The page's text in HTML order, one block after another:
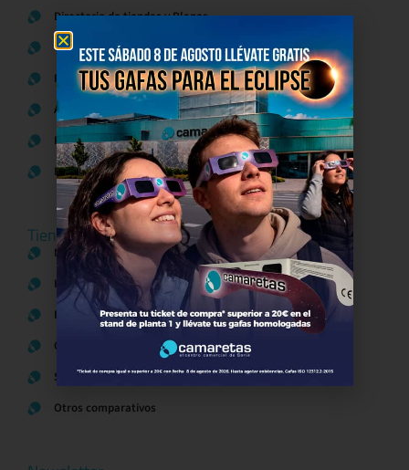
Directorio de tiendas y Planos
Contacto
Política de Privacidad
Aviso Legal
Política de Cookies
Bases legales Concursos y Promociones
Tiendas
Moda
Hogar y Alimentación
Regalos y Complementos
Ocio y Restauración
Servicios
Otros comparativos